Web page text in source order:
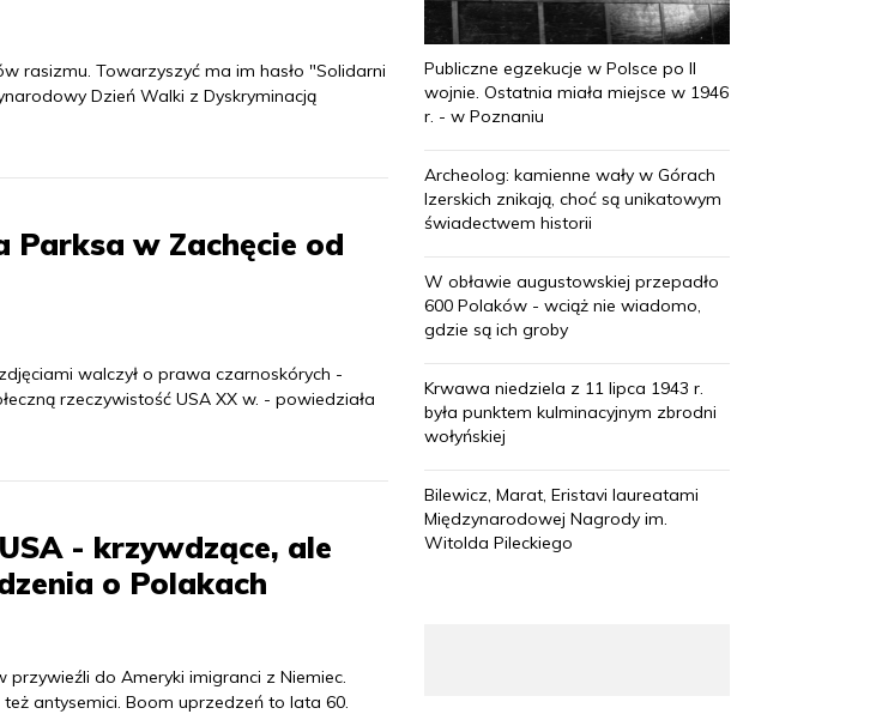
rasizmu. Towarzyszyć ma im hasło "Solidarni
Dzień Walki z Dyskryminacją
w Zachęcie od
walczył o prawa czarnoskórych -
rzeczywistość USA XX w. - powiedziała
- krzywdzące, ale
o Polakach
do Ameryki imigranci z Niemiec.
antysemici. Boom uprzedzeń to lata 60.
Publiczne egzekucje w Polsce po II
wojnie. Ostatnia miała miejsce w 1946
r. - w Poznaniu
Archeolog: kamienne wały w Górach
Izerskich znikają, choć są unikatowym
świadectwem historii
W obławie augustowskiej przepadło
600 Polaków - wciąż nie wiadomo,
gdzie są ich groby
Krwawa niedziela z 11 lipca 1943 r.
była punktem kulminacyjnym zbrodni
wołyńskiej
Bilewicz, Marat, Eristavi laureatami
Międzynarodowej Nagrody im.
Witolda Pileckiego